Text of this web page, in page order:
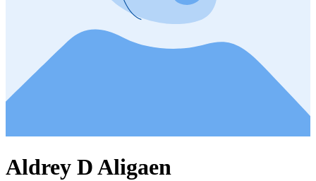
Aldrey D Aligaen